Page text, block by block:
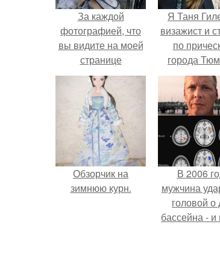
За каждой
фотографией, что
вы видите на моей
странице
скрывается целая
история.
Я Таня
визажист и
по
города
Обзорчик на
зимнюю курн.
В 2006
мужчина
головой о
бассейна - и